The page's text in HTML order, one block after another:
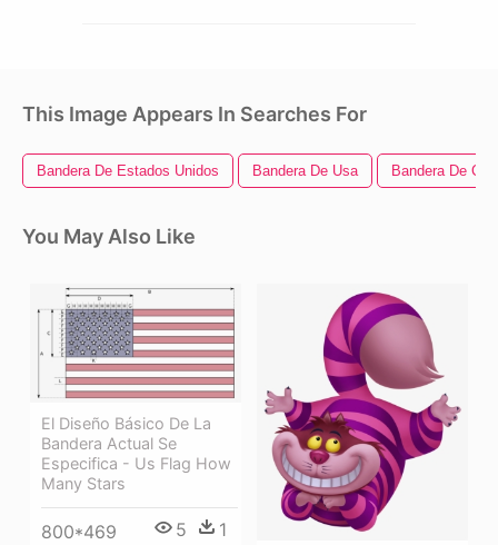
This Image Appears In Searches For
Bandera De Estados Unidos Bandera De Usa Bandera De
You May Also Like
El Diseño Básico De La
Bandera Actual Se
Especifica - Us Flag How
Many Stars
800*469 5 1